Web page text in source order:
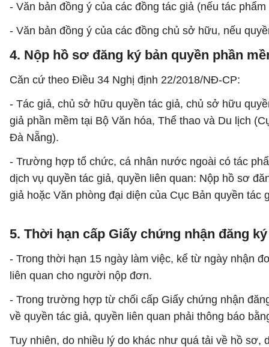
- Văn bản đồng ý của các đồng tác giả (nếu tác
- Văn bản đồng ý của các đồng chủ sở hữu, nếu
4. Nộp hồ sơ đăng ký bản quyền phần
Căn cứ theo Điều 34 Nghị định 22/2018/NĐ-CP:
- Tác giả, chủ sở hữu quyền tác giả, chủ sở hữu
giả phần mềm tại Bộ Văn hóa, Thể thao và Du lịch
Đà Nẵng).
- Trường hợp tổ chức, cá nhân nước ngoài có tác
dịch vụ quyền tác giả, quyền liên quan: Nộp hồ sơ
giả hoặc Văn phòng đại diện của Cục Bản quyền tác
5. Thời hạn cấp Giấy chứng nhận đăng
- Trong thời hạn 15 ngày làm việc, kể từ ngày nhận
liên quan cho người nộp đơn.
- Trong trường hợp từ chối cấp Giấy chứng nhận
về quyền tác giả, quyền liên quan phải thông báo
Tuy nhiên, do nhiều lý do khác như quá tải về hồ